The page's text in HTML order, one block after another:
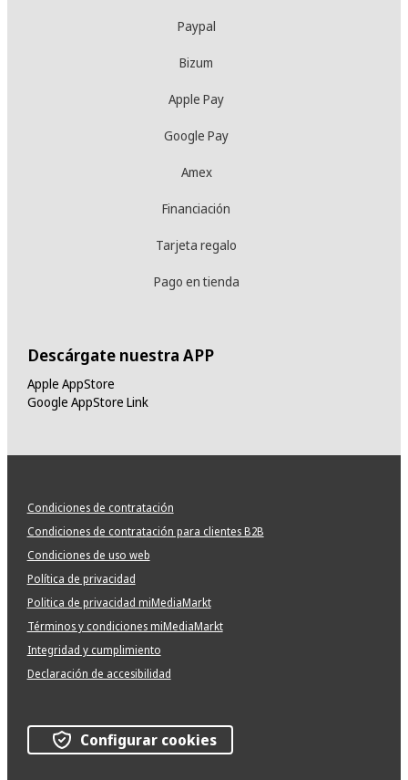
Paypal
Bizum
Apple Pay
Google Pay
Amex
Financiación
Tarjeta regalo
Pago en tienda
Descárgate nuestra APP
Apple AppStore
Google AppStore Link
Condiciones de contratación
Condiciones de contratación para clientes B2B
Condiciones de uso web
Política de privacidad
Politica de privacidad miMediaMarkt
Términos y condiciones miMediaMarkt
Integridad y cumplimiento
Declaración de accesibilidad
Configurar cookies